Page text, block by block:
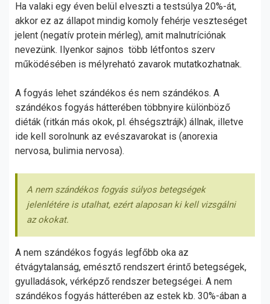
Ha valaki egy éven belül elveszti a testsúlya 20%-át,
akkor ez az állapot mindig komoly fehérje veszteséget
jelent (negatív protein mérleg), amit malnutríciónak
nevezünk. Ilyenkor sajnos több létfontos szerv
működésében is mélyreható zavarok mutatkozhatnak.
A fogyás lehet szándékos és nem szándékos. A
szándékos fogyás hátterében többnyire különböző
diéták (ritkán más okok, pl. éhségsztrájk) állnak, illetve
ide kell sorolnunk az evészavarokat is (anorexia
nervosa, bulimia nervosa).
A nem szándékos fogyás súlyos betegségek
jelenlétére is utalhat, ezért alaposan ki kell vizsgálni
az okokat.
A nem szándékos fogyás legfőbb oka az
étvágytalanság, emésztő rendszert érintő betegségek,
gyulladások, vérképző rendszer betegségei. A nem
szándékos fogyás hátterében az estek kb. 30%-ában a